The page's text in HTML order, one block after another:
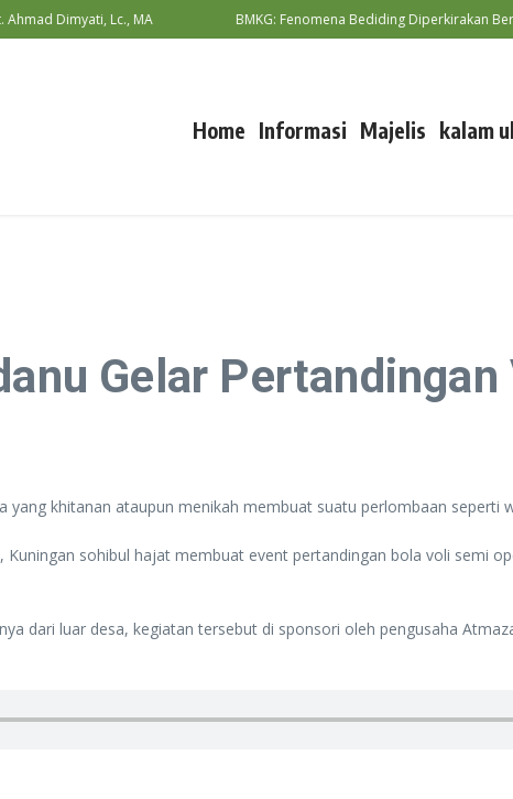
Dimyati, Lc., MA BMKG: Fenomena Bediding Diperkirakan
Home Informasi Majelis kalam
Gelar Pertandingan
khitanan ataupun menikah membuat suatu perlombaan seperti
sohibul hajat membuat event pertandingan bola voli semi
dari luar desa, kegiatan tersebut di sponsori oleh pengusaha